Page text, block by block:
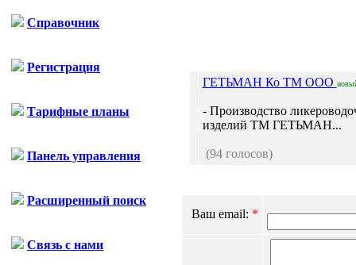
Справочник
Регистрация
Тарифные планы
Панель управления
Расширенный поиск
Связь с нами
ГЕТЬМАН Ко ТМ ООО
- Производство
изделий ТМ ГЕТЬМАН...
(94 голосов)
Ваш email: *